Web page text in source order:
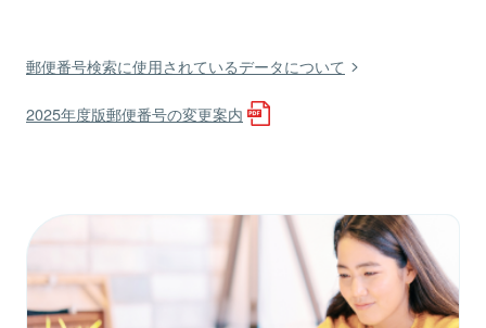
郵便番号検索に使用されているデータについて
2025年度版郵便番号の変更案内